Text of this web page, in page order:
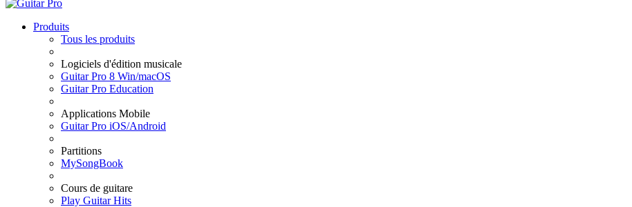
Produits
Tous les produits
Logiciels d'édition musicale
Guitar Pro 8 Win/macOS
Guitar Pro Education
Applications Mobile
Guitar Pro iOS/Android
Partitions
MySongBook
Cours de guitare
Play Guitar Hits